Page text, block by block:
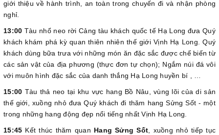
giới thiệu về hành trình, an toàn trong chuyến đi và nhận phòng
nghỉ.
13:00 Tàu nhổ neo rời Cảng tàu khách quốc tế Hạ Long đưa Quý
khách khám phá kỳ quan thiên nhiên thế giới Vịnh Hạ Long. Quý
khách dùng bữa trưa với những món ăn đặc sắc được chế biến từ
các sản vật của địa phương (thực đơn tự chọn); Ngắm núi đá vôi
với muôn hình đặc sắc của danh thắng Hạ Long huyền bí , …
15:00 Tàu thả neo tại khu vực hang Bồ Nâu, vùng lõi của di sản
thế giới, xuồng nhỏ đưa Quý khách đi thăm hang Sửng Sốt - một
trong những hang động đẹp nổi tiếng nhất Vịnh Hạ Long.
15:45 Kết thúc thăm quan Hang Sửng Sốt, xuồng nhỏ tiếp tục